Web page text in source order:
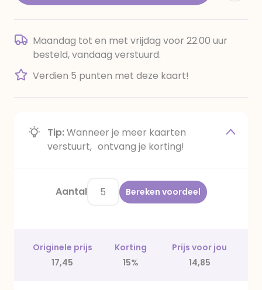
Maandag tot en met vrijdag voor 22.00 uur
besteld, vandaag verstuurd.
Verdien 5 punten met deze kaart!
Tip:Wanneer je meer kaarten
verstuurt, ontvang je korting!
Aantal Bereken voordeel
Originele prijs Korting
Prijs voor jou
17,45
15% 14,85